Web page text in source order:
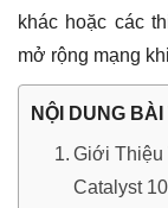
khác hoặc các
mở rộng mạng
NỘI DUNG BÀI
Giới Thiệu
Catalyst